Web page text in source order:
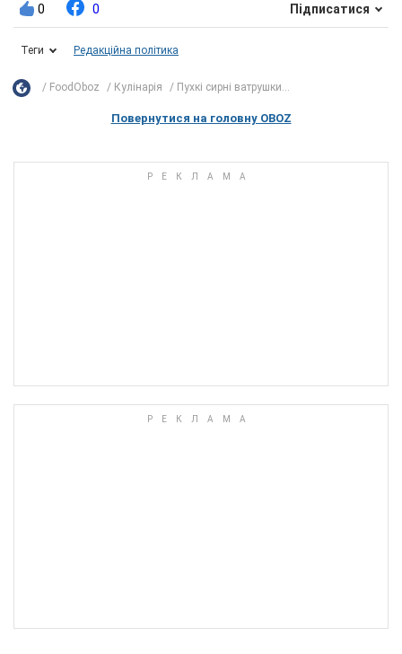
0 0 Підписатися
Теги Редакційна політика
FoodOboz Кулінарія Пухкі сирні ватрушки...
Повернутися на головну OBOZ